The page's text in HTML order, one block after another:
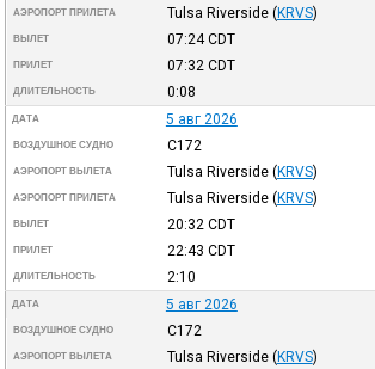
АЭРОПОРТ ПРИЛЕТА Tulsa Riverside (KRVS)
ВЫЛЕТ 07:24CDT
ПРИЛЕТ 07:32 CDT
ДЛИТЕЛЬНОСТЬ 0:08
ДАТА 5 авг 2026
ВОЗДУШНОЕ СУДНО C172
АЭРОПОРТ ВЫЛЕТА Tulsa Riverside (KRVS)
АЭРОПОРТ ПРИЛЕТА Tulsa Riverside (KRVS)
ВЫЛЕТ 20:32 CDT
ПРИЛЕТ 22:43 CDT
ДЛИТЕЛЬНОСТЬ 2:10
ДАТА 5 авг 2026
ВОЗДУШНОЕ СУДНО C172
АЭРОПОРТ ВЫЛЕТА Tulsa Riverside (KRVS)